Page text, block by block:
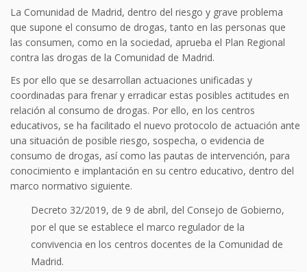
La Comunidad de Madrid, dentro del riesgo y grave problema
que supone el consumo de drogas, tanto en las personas que
las consumen, como en la sociedad, aprueba el Plan Regional
contra las drogas de la Comunidad de Madrid.
Es por ello que se desarrollan actuaciones unificadas y
coordinadas para frenar y erradicar estas posibles actitudes en
relación al consumo de drogas. Por ello, en los centros
educativos, se ha facilitado el nuevo protocolo de actuación ante
una situación de posible riesgo, sospecha, o evidencia de
consumo de drogas, así como las pautas de intervención, para
conocimiento e implantación en su centro educativo, dentro del
marco normativo siguiente.
Decreto 32/2019, de 9 de abril, del Consejo de Gobierno,
por el que se establece el marco regulador de la
convivencia en los centros docentes de la Comunidad de
Madrid.